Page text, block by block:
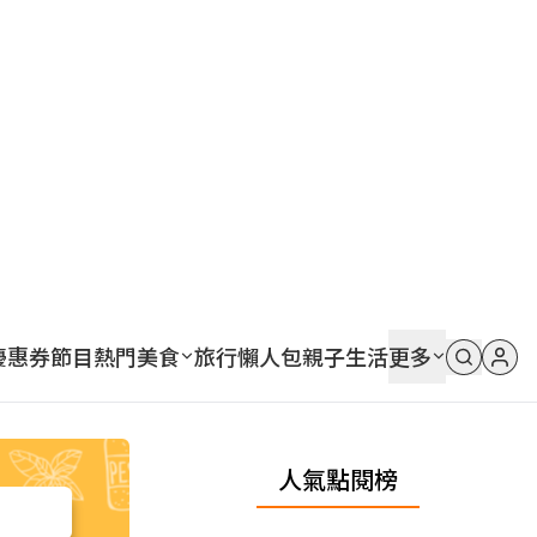
惠券節目熱門美食 旅行懶人包親子生活更多
人氣點閱榜